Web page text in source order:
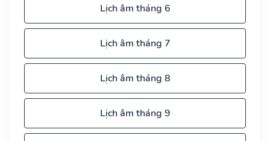
Lịch âm tháng 6
Lịch âm tháng 7
Lịch âm tháng 8
Lịch âm tháng 9